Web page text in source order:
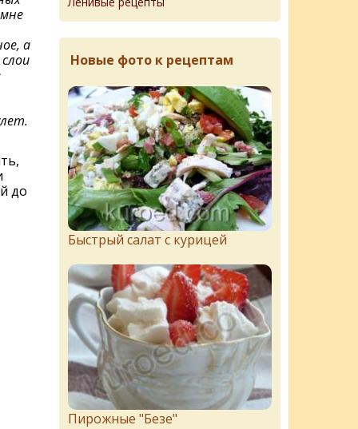
а
до
Новые фото к рецептам
Быстрый салат с курицей
Пирожныe "Бeзe"